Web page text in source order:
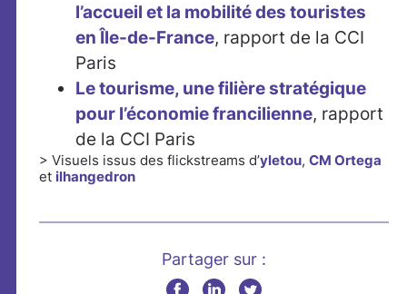
l’accueil et la mobilité des touristes
en Île-de-France, rapport de la CCI
Paris
Le tourisme, une filière stratégique
pour l’économie francilienne, rapport
de la CCI Paris
> Visuels issus des flickstreams d’yletou, CM Ortega
et ilhangedron
Partager sur :